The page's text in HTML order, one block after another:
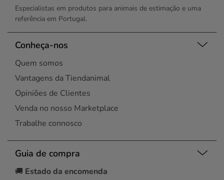
Especialistas em produtos para animais de estimação e uma
referência em Portugal.
Conheça-nos
Quem somos
Vantagens da Tiendanimal
Opiniões de Clientes
Venda no nosso Marketplace
Trabalhe connosco
Guia de compra
🚚 Estado da encomenda